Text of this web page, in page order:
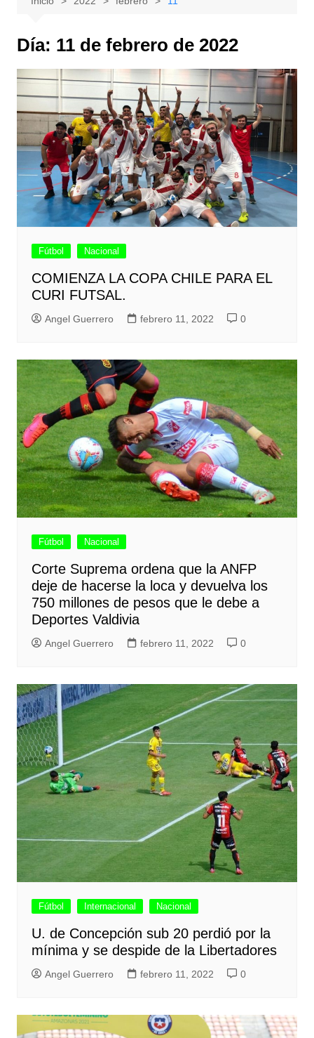
Día: 11 de febrero de 2022
Fútbol Nacional
COMIENZA LA COPA CHILE PARA EL
CURI FUTSAL.
Angel Guerrero febrero 11, 2022 0
Fútbol Nacional
Corte Suprema ordena que la ANFP
deje de hacerse la loca y devuelva los
750 millones de pesos que le debe a
Deportes Valdivia
Angel Guerrero febrero 11, 2022 0
Fútbol Internacional Nacional
U. de Concepción sub 20 perdió por la
mínima y se despide de la Libertadores
Angel Guerrero febrero 11, 2022 0